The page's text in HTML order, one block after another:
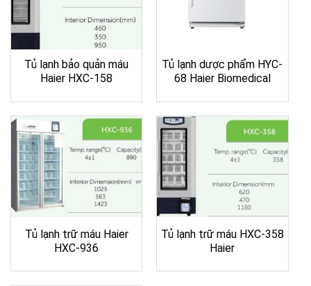
Tủ lạnh bảo quản máu
Haier HXC-158
Tủ lạnh dược phẩm HYC-
68 Haier Biomedical
Tủ lạnh trữ máu Haier
HXC-936
Tủ lạnh trữ máu HXC-358
Haier